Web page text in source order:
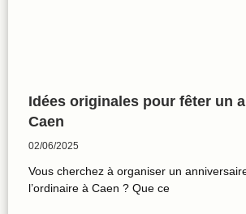
Idées originales pour fêter un
Caen
02/06/2025
Vous cherchez à organiser un
l’ordinaire à Caen ? Que ce